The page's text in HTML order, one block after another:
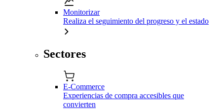
Monitorizar
Realiza el seguimiento del progreso y el estado
Sectores
E-Commerce
Experiencias de compra accesibles que
convierten